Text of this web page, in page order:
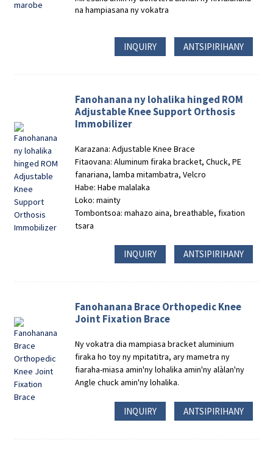
na hampiasana ny vokatra
INQUIRY ANTSIPIRIHANY
Fanohanana ny lohalika hinged ROM
Adjustable Knee Support Orthosis
Immobilizer
Karazana: Adjustable Knee Brace
Fitaovana: Aluminum firaka bracket, Chuck, PE
fanariana, lamba mitambatra, Velcro
Habe: Habe malalaka
Loko: mainty
Tombontsoa: mahazo aina, breathable, fixation
tsara
INQUIRY ANTSIPIRIHANY
Fanohanana Brace Orthopedic Knee
Joint Fixation Brace
Ny vokatra dia mampiasa bracket aluminium
firaka ho toy ny mpitatitra, ary mametra ny
fiaraha-miasa amin'ny lohalika amin'ny alàlan'ny
Angle chuck amin'ny lohalika.
INQUIRY ANTSIPIRIHANY